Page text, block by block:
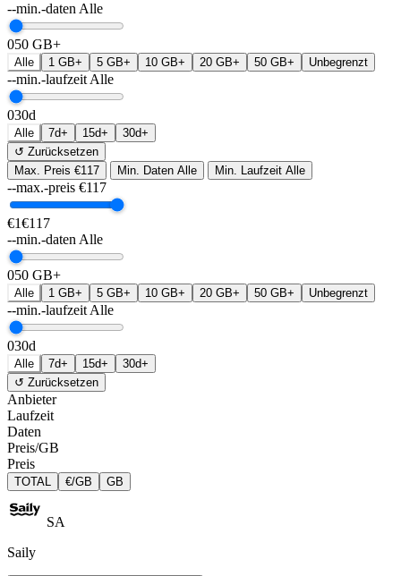
--min.-daten Alle
050 GB+
Alle 1 GB+ 5 GB+ 10 GB+ 20 GB+ 50 GB+ Unbegrenzt
--min.-laufzeit Alle
030d
Alle 7d+ 15d+
30d+
↺ Zurücksetzen
Max. Preis €117 Min. Daten Alle Min. Laufzeit Alle
--max.-preis €117
€1€117
--min.-daten Alle
050 GB+
Alle 1 GB+ 5 GB+ 10 GB+ 20 GB+ 50 GB+ Unbegrenzt
--min.-laufzeit Alle
030d
Alle 7d+ 15d+
30d+
↺ Zurücksetzen
Anbieter
Laufzeit
Daten
Preis/GB
Preis
TOTAL €/GB GB
SA
Saily